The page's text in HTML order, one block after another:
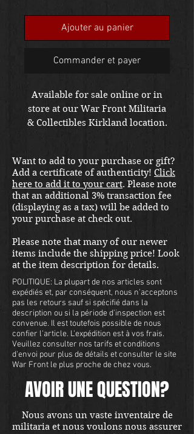
Ajouter au panier
Commander et payer
Available for sale online or in
store at our War Front Militaria
& Collectibles Kirkland location.
Want to add to your purchase or gift?
Add a certificate of authenticity! Click
here to add it to your cart. Please note
that an additional 3% transaction fee
(displaying as a tax) will be added to
your purchase at check out.
Please note that many of our newer
items include the shipping price! Look
at the item description for details.
POLITIQUE: La plupart de nos articles sont
expédiés et, par conséquent, nous n'acceptons
pas les retours sauf si spécifié dans la
description ou si la période d'inspection est
convenue. Il est toutefois possible de nous
confier l'article. L'expédition est à vos frais.
Veuillez consulter nos tarifs et conditions
d'envoi pour plus de détails et consulter le site
War Front le plus proche de chez vous.
AVOIR UNE QUESTION?
Nous avons un vaste inventaire de
militaria et nous voulons nous assurer